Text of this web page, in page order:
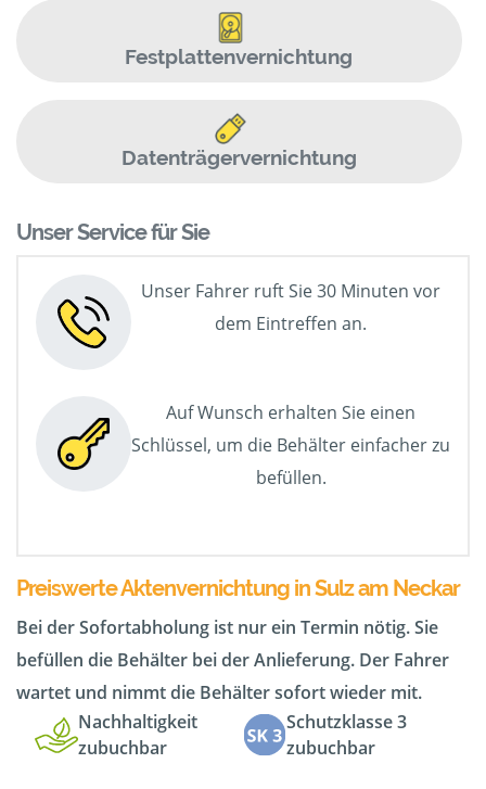
Festplattenvernichtung
Datenträgervernichtung
Unser Service für Sie
Unser Fahrer ruft Sie 30 Minuten vor
dem Eintreffen an.
Auf Wunsch erhalten Sie einen
Schlüssel, um die Behälter einfacher zu
befüllen.
Preiswerte Aktenvernichtung in Sulz am Neckar
Bei der Sofortabholung ist nur ein Termin nötig. Sie
befüllen die Behälter bei der Anlieferung. Der Fahrer
wartet und nimmt die Behälter sofort wieder mit.
Nachhaltigkeit
zubuchbar
Schutzklasse 3
zubuchbar